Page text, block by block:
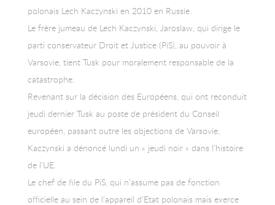
polonais Lech Kaczynski en 2010 en Russie.
Le frère jumeau de Lech Kaczynski, Jaroslaw, qui dirige le
parti conservateur Droit et Justice (PiS), au pouvoir à
Varsovie, tient Tusk pour moralement responsable de la
catastrophe.
Revenant sur la décision des Européens, qui ont reconduit
jeudi dernier Tusk au poste de président du Conseil
européen, passant outre les objections de Varsovie,
Kaczynski a dénoncé lundi un « jeudi noir » dans l’histoire
de l’UE.
Le chef de file du PiS, qui n’assume pas de fonction
officielle au sein de l’appareil d’Etat polonais mais exerce